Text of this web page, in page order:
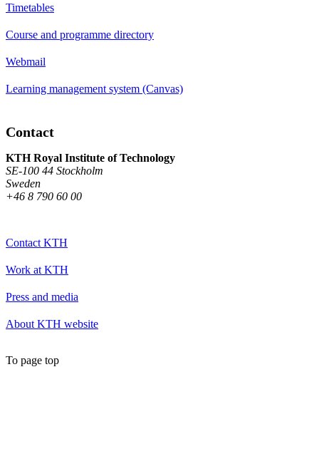
Timetables
Course and programme directory
Webmail
Learning management system (Canvas)
Contact
KTH Royal Institute of Technology
SE-100 44 Stockholm
Sweden
+46 8 790 60 00
Contact KTH
Work at KTH
Press and media
About KTH website
To page top